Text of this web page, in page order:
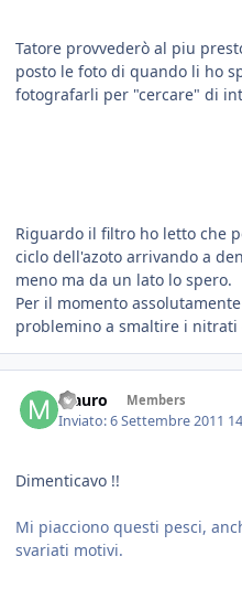
Tatore provvederò al piu
posto le foto di quando li ho
fotografarli per "cercare" di
Riguardo il filtro ho letto che
ciclo dell'azoto arrivando a
meno ma da un lato lo spero.
Per il momento
problemino a smaltire i nitrati
Mauro Members
Inviato:6 Settembre 2011
Dimenticavo !!
Mi piacciono questi pesci,
svariati motivi.